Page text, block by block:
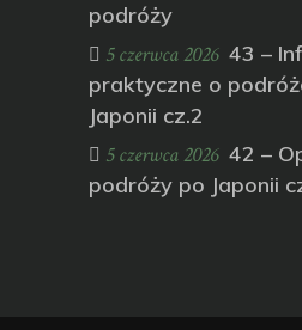
podróży
5 czerwca 2026 43 –
praktyczne o
Japonii cz.2
5 czerwca 2026 42 –
podróży po Japonii